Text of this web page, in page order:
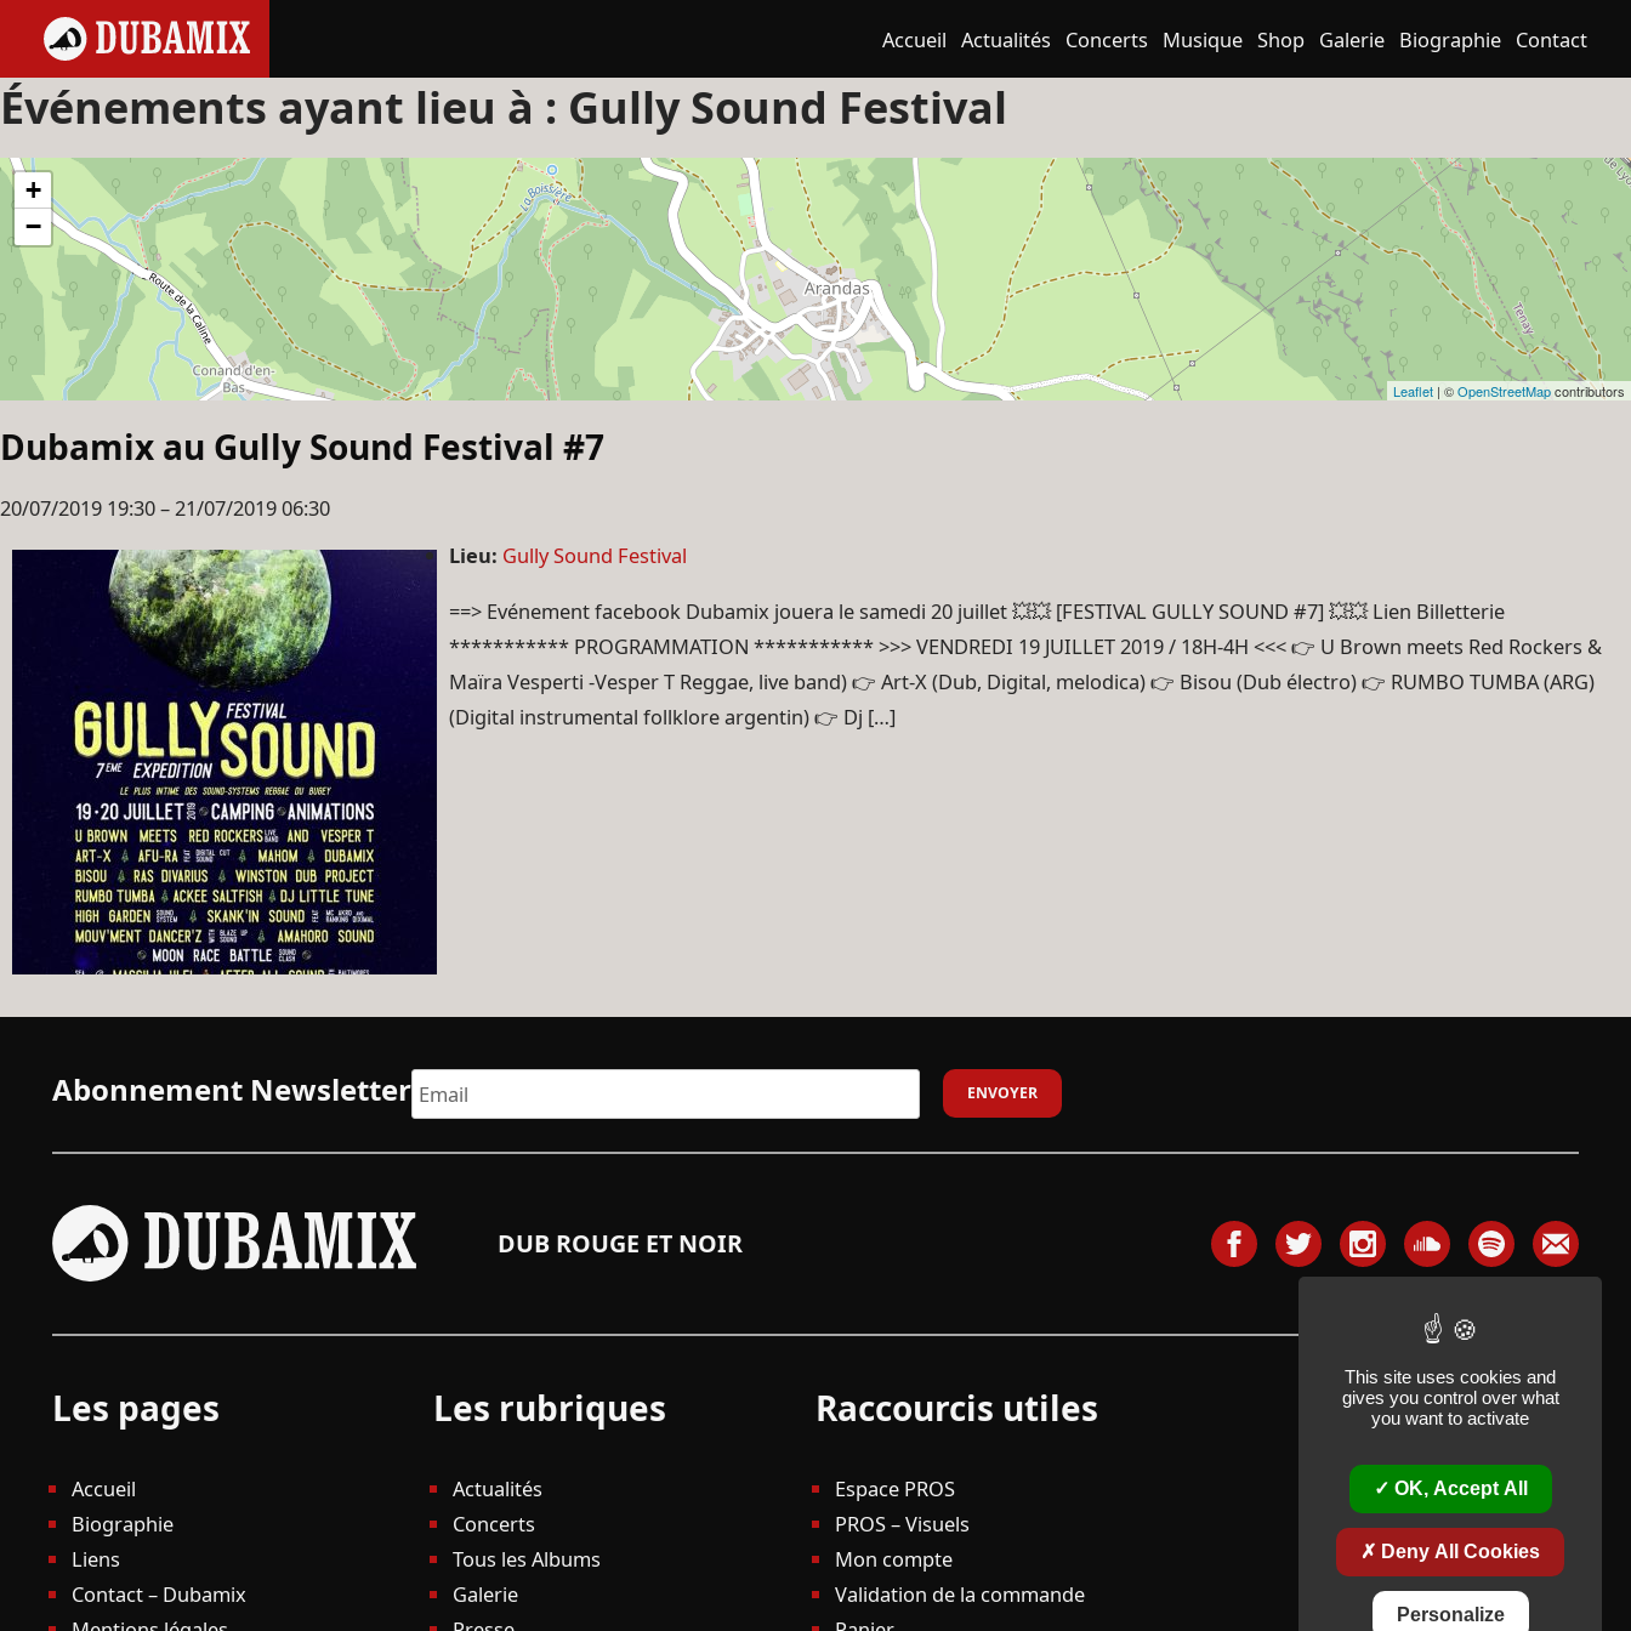
Accueil Actualités Concerts Musique Shop Galerie Biographie Contact
Événements ayant lieu à : Gully Sound Festival
+
−
Leaflet | ©OpenStreetMapcontributors
Dubamix au Gully Sound Festival #7
20/07/2019 19:30–21/07/2019 06:30
Lieu: Gully Sound Festival
==> Evénement facebook Dubamix jouera le samedi 20 juillet 💥💥 [FESTIVAL GULLY SOUND #7] 💥💥 Lien Billetterie
*********** PROGRAMMATION *********** >>> VENDREDI 19 JUILLET 2019 / 18H-4H <<< 👉 U Brown meets Red Rockers &
Maïra Vesperti -Vesper T Reggae, live band) 👉 Art-X (Dub, Digital, melodica) 👉 Bisou (Dub électro) 👉 RUMBO TUMBA (ARG)
(Digital instrumental follklore argentin) 👉 Dj […]
Abonnement Newsletter
DUB ROUGE ET NOIR
Les pages
Accueil
Biographie
Liens
Contact – Dubamix
Les rubriques
Actualités
Concerts
Tous les Albums
Galerie
Raccourcis utiles
Espace PROS
PROS – Visuels
Mon compte
Validation de la commande
This site uses cookies and
gives you control over what
you want to activate
OK, Accept All
Deny All Cookies
Personalize